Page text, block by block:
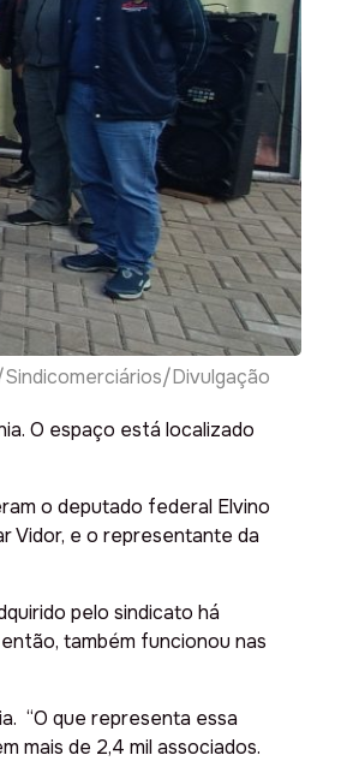
Divulgação
O espaço está localizado
o deputado federal Elvino
Vidor, e o representante da
pelo sindicato há
também funcionou nas
“O que representa essa
mais de 2,4 mil associados.